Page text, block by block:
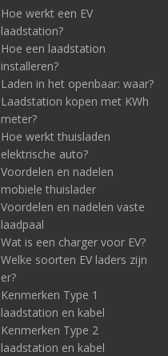
Hoe werkt een EV
laadstation?
Hoe een laadstation
installeren?
Laden in het openbaar: waar?
Laadstation kopen met KWh
meter?
Hoe werkt thuisladen
elektrische auto?
Voordelen en nadelen
mobiele thuislader
Voordelen en nadelen vaste
laadpaal
Wat is een charger voor EV?
Welke soorten EV laders zijn
er?
Kenmerken Type 1
laadstation en kabel
Kenmerken Type 2
laadstation en kabel